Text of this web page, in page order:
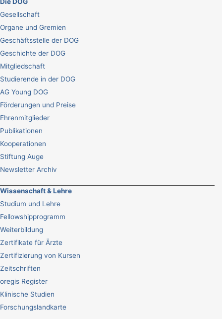
Gesellschaft
Organe und Gremien
Geschäftsstelle der DOG
Geschichte der DOG
Mitgliedschaft
Studierende in der DOG
AG Young DOG
Förderungen und Preise
Ehrenmitglieder
Publikationen
Kooperationen
Stiftung Auge
Newsletter Archiv
Wissenschaft & Lehre
Studium und Lehre
Fellowshipprogramm
Weiterbildung
Zertifikate für Ärzte
Zertifizierung von Kursen
Zeitschriften
oregis Register
Klinische Studien
Forschungslandkarte